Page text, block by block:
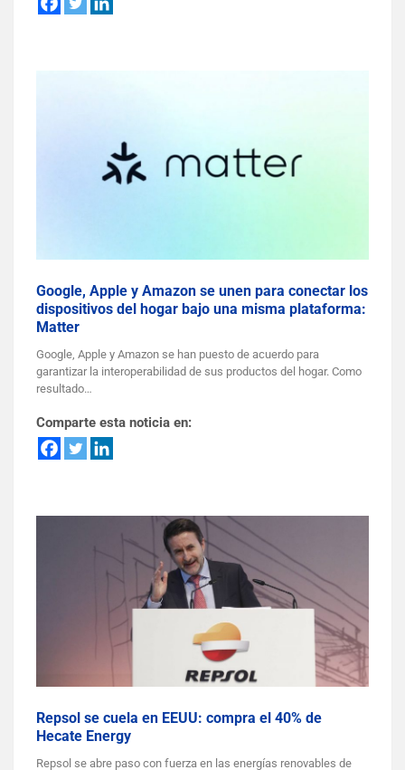
Google, Apple y Amazon se unen para conectar los
dispositivos del hogar bajo una misma plataforma:
Matter
Google, Apple y Amazon se han puesto de acuerdo para
garantizar la interoperabilidad de sus productos del hogar. Como
resultado…
Comparte esta noticia en:
Repsol se cuela en EEUU: compra el 40% de
Hecate Energy
Repsol se abre paso con fuerza en las energías renovables de